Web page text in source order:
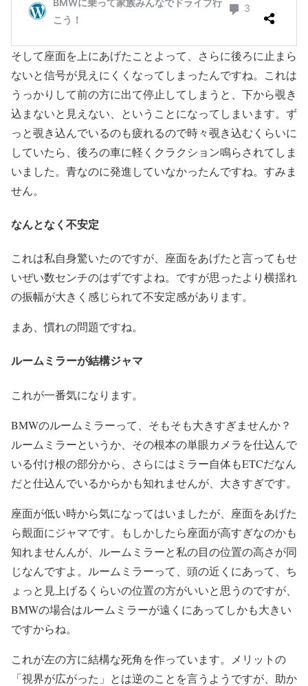
そして座面を上にあげたことよって、さらに後ろに止まら
ないと信号が見えにくくなってしまったんですね。これは
うっかりして前の方に出て停止してしまうと、下から覗き
込まないと見えない、ということになってしまいます。ず
っと覗き込んでいるのも疲れるので時々覗き込むくらいに
していたら、後ろの車に軽くクラクション鳴らされてしま
いました。青なのに発進していなかったんですね。すみま
せん。
なんとなく不安定
これは私自身驚いたのですが、座面をあげたと言ってもせ
いぜい数センチのはずですよね。ですが思ったより横揺れ
の振幅が大きく感じられて不安定感があります。
まあ、慣れの問題ですね。
ルームミラーが結構ジャマ
これが一番気になります。
BMWのルームミラーって、そもそも大きすぎませんか？
ルームミラーというか、その根本の単眼カメラを仕込んで
いる付け根の部分から、さらにはミラー自体もETCだなん
だと仕込んでいるからかも知れませんが、大きすぎです。
座面が低い時から気になってはいましたが、座面をあげた
ら覿面にジャマです。もしかしたら座面が高すぎなのかも
知れませんんが、ルームミラーと私の目の位置の高さが同
じなんですよ。ルームミラーって、頭の近くにあって、ち
ょっと見上げるくらいの位置の方がいいと思うのですが、
BMWの場合はルームミラーが遠くにあってしかも大きい
ですからね。
これが左の方に結構な死角を作っています。メリットの
「視界が広がった」とは逆のことを言うようですが、助か